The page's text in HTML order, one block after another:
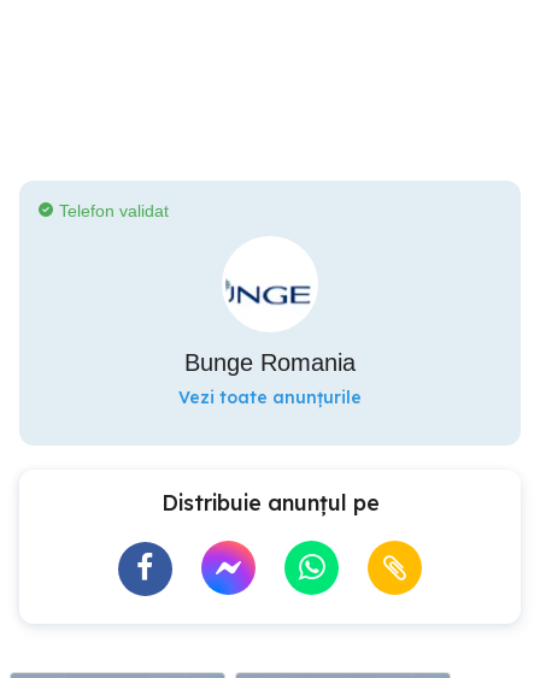
Telefon validat
Bunge Romania
Vezi toate anunțurile
Distribuie anunțul pe